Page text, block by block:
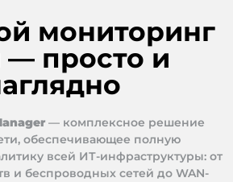
мониторинг
— просто и
— комплексное решение
обеспечивающее полную
всей ИТ-инфраструктуры: от
и беспроводных сетей до WAN-